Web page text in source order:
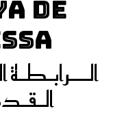
DE
الـــرابـطـة